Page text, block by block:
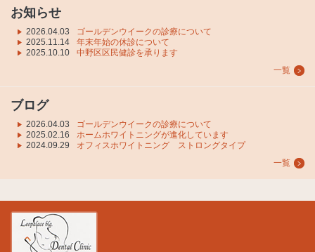
お知らせ
2026.04.03
ゴールデンウイークの診療について
2025.11.14
年末年始の休診について
2025.10.10
中野区区民健診を承ります
一覧
ブログ
2026.04.03
ゴールデンウイークの診療について
2025.02.16
ホームホワイトニングが進化しています
2024.09.29
オフィスホワイトニング ストロングタイプ
一覧